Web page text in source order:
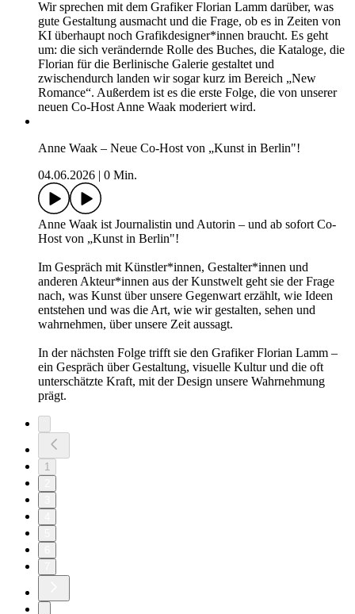
Wir sprechen mit dem Grafiker Florian Lamm darüber, was
gute Gestaltung ausmacht und die Frage, ob es in Zeiten von
KI überhaupt noch Grafikdesigner*innen braucht. Es geht
um: die sich verändernde Rolle des Buches, die Kataloge, die
Florian für die Berlinische Galerie gestaltet und
zwischendurch landen wir sogar kurz im Bereich „New
Romance“. Außerdem ist es die erste Folge, die von unserer
neuen Co-Host Anne Waak moderiert wird.
Anne Waak – Neue Co-Host von „Kunst in Berlin"!
04.06.2026
0 Min.
Anne Waak ist Journalistin und Autorin – und ab sofort Co-
Host von „Kunst in Berlin"!
Im Gespräch mit Künstler*innen, Gestalter*innen und
anderen Akteur*innen aus der Kunstwelt geht sie der Frage
nach, was Kunst über unsere Gegenwart erzählt, wie Ideen
entstehen und was die Art, wie wir gestalten, sehen und
wahrnehmen, über unsere Zeit aussagt.
In der nächsten Folge trifft sie den Grafiker Florian Lamm –
ein Gespräch über Gestaltung, visuelle Kultur und die oft
unterschätzte Kraft, mit der Design unsere Wahrnehmung
prägt.
1